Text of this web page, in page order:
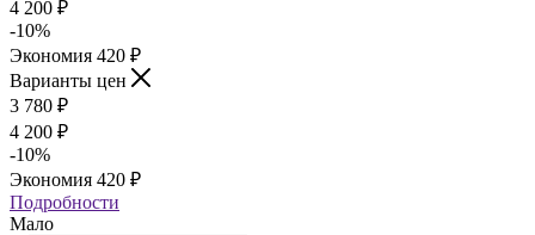
4 200 ₽
-10%
Экономия 420 ₽
Варианты цен
3 780 ₽
4 200 ₽
-10%
Экономия 420 ₽
Подробности
Мало